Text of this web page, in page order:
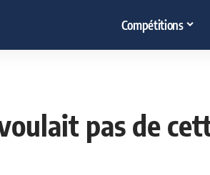
Compétitions
pas de